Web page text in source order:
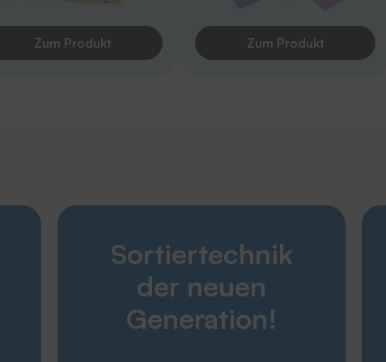
Zum Produkt Zum Produkt
Sortiertechnik
der neuen
Generation!
Karriere
Produkte
Unternehmen
Service